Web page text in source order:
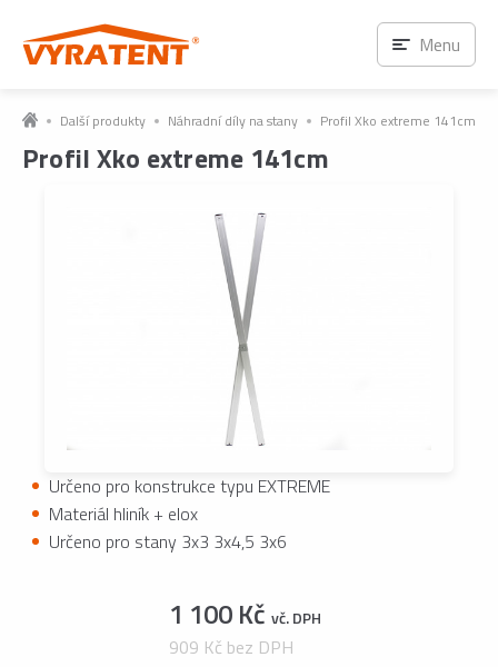
Další produkty Náhradní díly na stany Profil Xko extreme 141cm
Profil Xko extreme 141cm
Určeno pro konstrukce typu EXTREME
Materiál hliník + elox
Určeno pro stany 3x3 3x4,5 3x6
1 100 Kč vč. DPH
909 Kč bez DPH
Menu